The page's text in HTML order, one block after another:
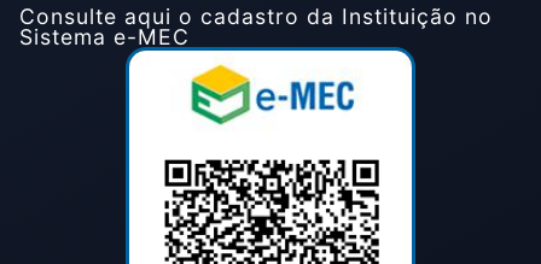
Consulte aqui o cadastro da Instituição no
Sistema e-MEC